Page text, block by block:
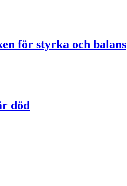
för styrka och balans
död